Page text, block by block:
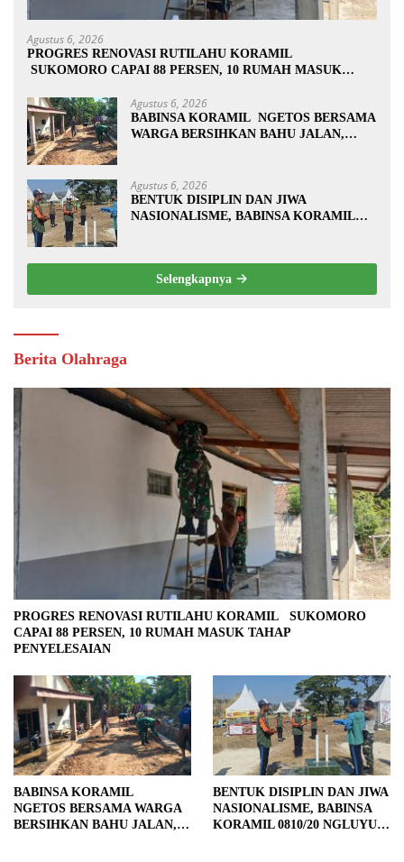
Agustus 6, 2026
PROGRES RENOVASI RUTILAHU KORAMIL
SUKOMORO CAPAI 88 PERSEN, 10 RUMAH MASUK
Agustus 6, 2026
BABINSA KORAMIL NGETOS BERSAMA
WARGA BERSIHKAN BAHU JALAN,
Agustus 6, 2026
BENTUK DISIPLIN DAN JIWA
NASIONALISME, BABINSA KORAMIL
Selengkapnya
Berita Olahraga
PROGRES RENOVASI RUTILAHU KORAMIL SUKOMORO
CAPAI 88 PERSEN, 10 RUMAH MASUK TAHAP
PENYELESAIAN
BABINSA KORAMIL
NGETOS BERSAMA WARGA
BERSIHKAN BAHU JALAN,
BENTUK DISIPLIN DAN JIWA
NASIONALISME, BABINSA
KORAMIL 0810/20 NGLUYU